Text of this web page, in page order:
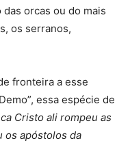
orcas ou do mais
os serranos,
fronteira a esse
essa espécie de
Cristo ali rompeu as
os apóstolos da